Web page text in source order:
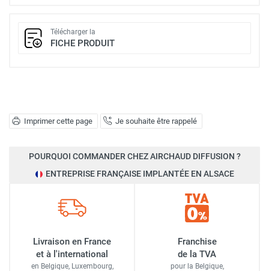
Imprimer cette page Je souhaite être rappelé
Télécharger la
FICHE PRODUIT
POURQUOI COMMANDER CHEZ AIRCHAUD DIFFUSION ?
ENTREPRISE FRANÇAISE IMPLANTÉE EN ALSACE
Livraison en France
et à l'international
en Belgique, Luxembourg,
Franchise
de la TVA
pour la Belgique,